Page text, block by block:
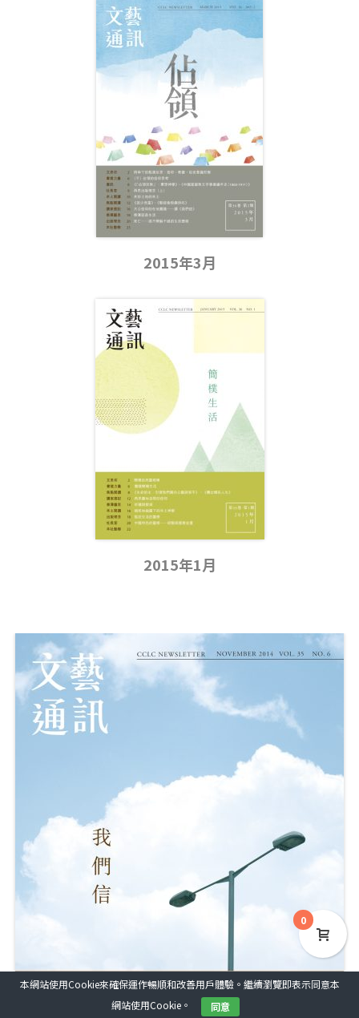
2015年3月
2015年1月
0
本網站使用Cookie來確保運作暢順和改善用戶體驗。繼續瀏覽即表示同意本
網站使用Cookie。
同意